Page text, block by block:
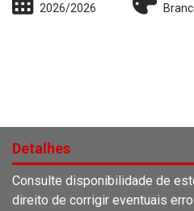
2026/2026
Detalhes
Consulte disponibilidade de
direito de corrigir eventuais